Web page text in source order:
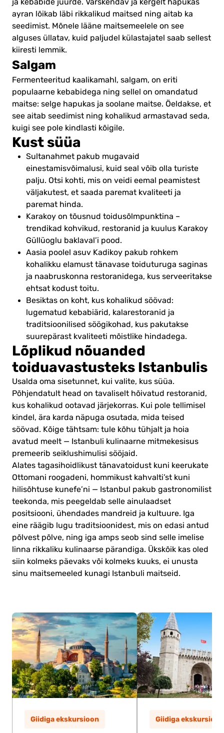
ja kebabide juurde. Värskendav ja kergelt hapukas
ayran lõikab läbi rikkalikud maitsed ning aitab ka
seedimist. Mõnele lääne maitsemeelele on see
alguses üllatav, kuid paljudel külastajatel saab sellest
kiiresti lemmik.
Salgam
Fermenteeritud kaalikamahl, salgam, on eriti
populaarne kebabidega ning sellel on omandatud
maitse: selge hapukas ja soolane maitse. Öeldakse, et
see aitab seedimist ning kohalikud armastavad seda,
kuigi see pole kindlasti kõigile.
Kust süüa
Sultanahmet pakub mugavaid
einestamisvõimalusi, kuid seal võib olla turiste
palju. Otsi kohti, mis on veidi eemal peamistest
väljakutest, et saada paremat kvaliteeti ja
paremat hinda.
Karakoy on tõusnud toidusõlmpunktina –
trendikad kohvikud, restoranid ja kuulus Karakoy
Güllüoglu baklaval’i pood.
Aasia poolel asuv Kadikoy pakub rohkem
kohalikku elamust tänavase toiduturuga saginas
ja naabruskonna restoranidega, kus serveeritakse
ehtsat kodust toitu.
Besiktas on koht, kus kohalikud söövad:
lugematud kebabiärid, kalarestoranid ja
traditsioonilised söögikohad, kus pakutakse
suurepärast kvaliteeti mõistlike hindadega.
Lõplikud nõuanded
toiduavastusteks Istanbulis
Usalda oma sisetunnet, kui valite, kus süüa.
Põhjendatult head on tavaliselt hõivatud restoranid,
kus kohalikud ootavad järjekorras. Kui pole tellimisel
kindel, ära karda näpuga osutada, mida teised
söövad. Kõige tähtsam: tule kõhu tühjalt ja hoia
avatud meelt — Istanbuli kulinaarne mitmekesisus
premeerib seiklushimulisi sööjaid.
Alates tagasihoidlikust tänavatoidust kuni keerukate
Ottomani roogadeni, hommikust kahvalti’st kuni
hilisõhtuse kunefe’ni — Istanbul pakub gastronomilist
teekonda, mis peegeldab selle ainulaadset
positsiooni, ühendades mandreid ja kultuure. Iga
eine räägib lugu traditsioonidest, mis on edasi antud
põlvest põlve, ning iga amps seob sind selle imelise
linna rikkaliku kulinaarse pärandiga. Ükskõik kas oled
siin kolmeks päevaks või kolmeks kuuks, ei unusta
sinu maitsemeeled kunagi Istanbuli maitseid.
Giidiga ekskursioon Giidiga ekskursioon